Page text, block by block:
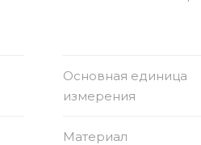
Основная единица
измерения
Материал